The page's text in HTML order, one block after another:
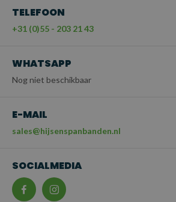
TELEFOON
+31 (0)55 - 203 21 43
WHATSAPP
Nog niet beschikbaar
E-MAIL
sales@hijsenspanbanden.nl
SOCIALMEDIA